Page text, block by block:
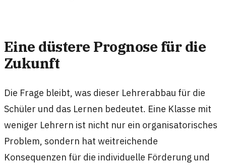
Eine düstere Prognose für die
Zukunft
Die Frage bleibt, was dieser Lehrerabbau für die
Schüler und das Lernen bedeutet. Eine Klasse mit
weniger Lehrern ist nicht nur ein organisatorisches
Problem, sondern hat weitreichende
Konsequenzen für die individuelle Förderung und